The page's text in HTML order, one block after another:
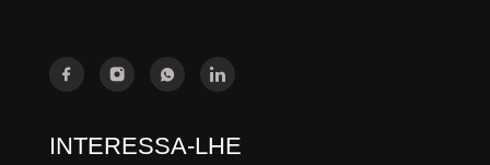
INTERESSA-LHE